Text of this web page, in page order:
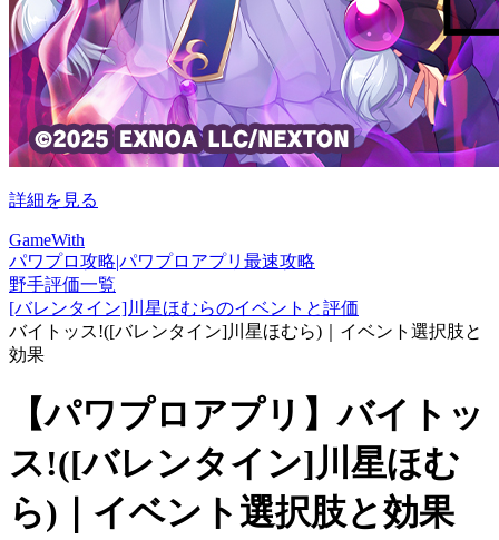
詳細を見る
GameWith
パワプロ攻略|パワプロアプリ最速攻略
野手評価一覧
[バレンタイン]川星ほむらのイベントと評価
バイトッス!([バレンタイン]川星ほむら)｜イベント選択肢と
効果
【パワプロアプリ】バイトッ
ス!([バレンタイン]川星ほむ
ら)｜イベント選択肢と効果